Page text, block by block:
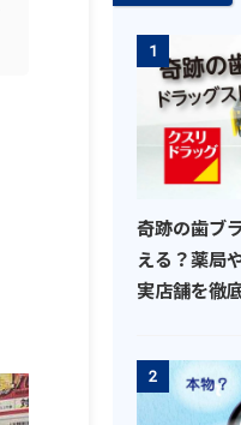
1
奇跡の歯ブ
える？薬局
実店舗を徹
2